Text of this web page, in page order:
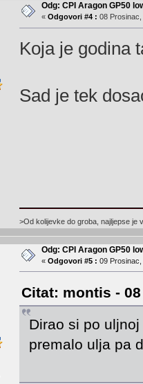
Odg: CPI Aragon GP50
« Odgovori #4 : 08
Koja je godina
Sad je tek
>Od kolijevke do groba, najljepse je
Odg: CPI Aragon GP50
« Odgovori #5 : 09
Citat: montis -
Dirao si po
premalo ulja pa